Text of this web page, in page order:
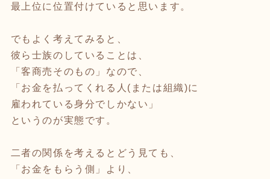
最上位に位置付けていると思います。
でもよく考えてみると、
彼ら士族のしていることは、
「客商売そのもの」なので、
「お金を払ってくれる人(または組織)に
雇われている身分でしかない」
というのが実態です。
二者の関係を考えるとどう見ても、
「お金をもらう側」より、